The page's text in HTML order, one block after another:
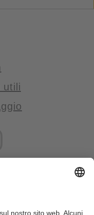
utili